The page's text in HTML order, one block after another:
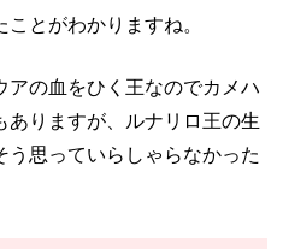
とがわかりますね。
アの血をひく王なのでカメハ
ありますが、ルナリロ王の生
思っていらしゃらなかった